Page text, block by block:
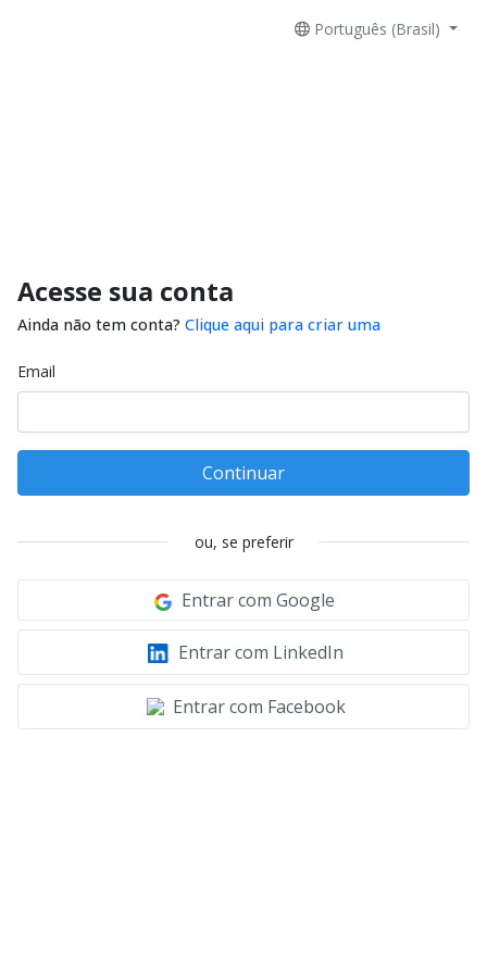
Português (Brasil)
Acesse sua conta
Ainda não tem conta? Clique aqui para criar uma
Email
Continuar
ou, se preferir
Entrar com Google
Entrar com LinkedIn
Entrar com Facebook